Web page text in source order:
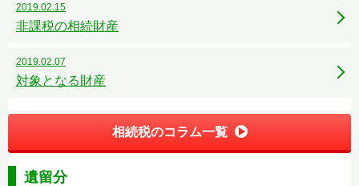
2019.02.15
非課税の相続財産
2019.02.07
対象となる財産
相続税のコラム一覧
遺留分